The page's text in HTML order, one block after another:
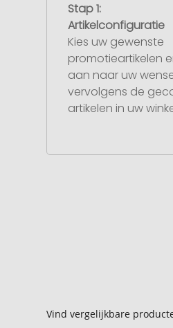
Stap 1:
Artikelconfiguratie
Kies uw gewenste
promotieartikelen
aan naar uw
vervolgens de
artikelen in uw
Vind vergelijkbare